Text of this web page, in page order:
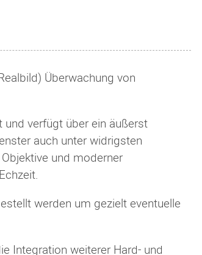
Überwachung von
und verfügt über ein äußerst
auch unter widrigsten
und moderner
werden um gezielt eventuelle
Integration weiterer Hard- und
Bsp.: Legierungspfanne
Bsp.: Legierungspfanne